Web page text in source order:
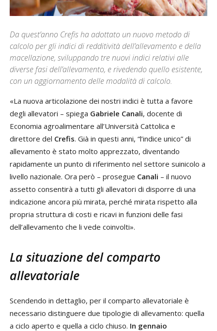
Da quest’anno Crefis ha adottato un nuovo metodo di
calcolo per gli indici di redditività dell’allevamento e della
macellazione, sviluppando tre nuovi indici relativi alle
diverse fasi dell’allevamento, e rivedendo quello esistente,
con un aggiornamento delle modalità di calcolo.
«La nuova articolazione dei nostri indici è tutta a favore
degli allevatori – spiega Gabriele Canali, docente di
Economia agroalimentare all’Università Cattolica e
direttore del Crefis. Già in questi anni, “l’indice unico” di
allevamento è stato molto apprezzato, diventando
rapidamente un punto di riferimento nel settore suinicolo a
livello nazionale. Ora però – prosegue Canali – il nuovo
assetto consentirà a tutti gli allevatori di disporre di una
indicazione ancora più mirata, perché mirata rispetto alla
propria struttura di costi e ricavi in funzioni delle fasi
dell’allevamento che li vede coinvolti».
La situazione del comparto
allevatoriale
Scendendo in dettaglio, per il comparto allevatoriale è
necessario distinguere due tipologie di allevamento: quella
a ciclo aperto e quella a ciclo chiuso. In gennaio